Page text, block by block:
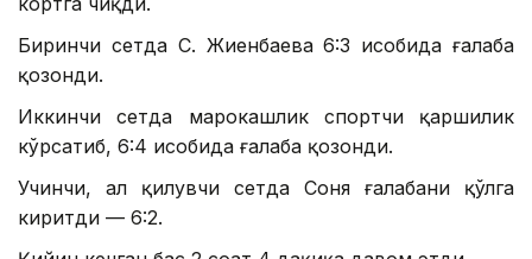
Биринчи сетда С. Жиенбаева 6:3 ҳисобида ғалаба
қозонди.
Иккинчи сетда марокашлик спортчи қаршилик
кўрсатиб, 6:4 ҳисобида ғалаба қозонди.
Учинчи, ҳал қилувчи сетда Соня ғалабани қўлга
киритди — 6:2.